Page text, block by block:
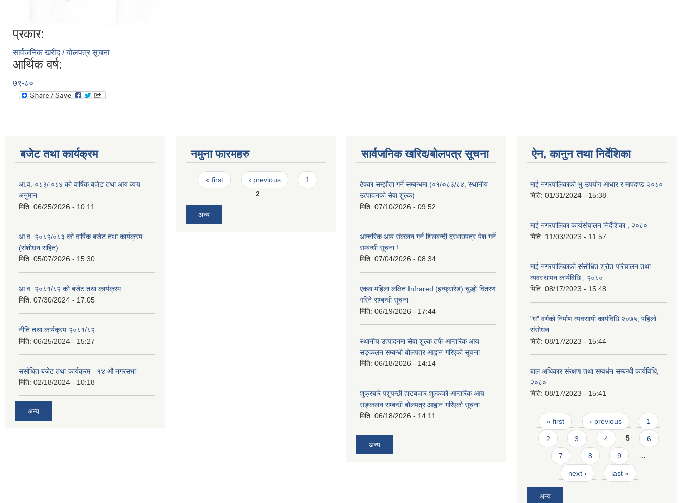
प्रकार:
सार्वजनिक खरीद / बोलपत्र सूचना
आर्थिक वर्ष:
७९-८०
बजेट तथा कार्यक्रम
आ.व. ०८३/ ०८४ को वार्षिक बजेट तथा आय व्यय
अनुमान
मिति: 06/25/2026 - 10:11
आ.व. २०८२/०८३ को वार्षिक बजेट तथा कार्यक्रम
(संशोधन सहित)
मिति: 05/07/2026 - 15:30
आ.व. २०८१/८२ को बजेट तथा कार्यक्रम
मिति: 07/30/2024 - 17:05
नीति तथा कार्यक्रम २०८१/८२
मिति: 06/25/2024 - 15:27
संसोधित बजेट तथा कार्यक्रम - १४ औं नगरसभा
मिति: 02/18/2024 - 10:18
अन्य
नमुना फारमहरु
Pages
« first ‹ previous
1
2
अन्य
सार्वजनिक खरिद/बोलपत्र सूचना
ठेक्का सम्झौता गर्ने सम्बन्धमा (०१/०८३/८४, स्थानीय
उत्पादनको सेवा शुल्क)
मिति: 07/10/2026 - 09:52
आन्तरिक आय संकलन गर्न शिलबन्दी दरभाउपत्र पेश गर्ने
सम्बन्धी सूचना !
मिति: 07/04/2026 - 08:34
एकल महिला लक्षित Infrared (इन्फ्रारेड) चुल्हो वितरण
गरिने सम्बन्धी सूचना
मिति: 06/19/2026 - 17:44
स्थानीय उत्पादनमा सेवा शुल्क तर्फ आन्तरिक आय
सङ्कलन सम्बन्धी बोलपत्र आह्वान गरिएको सूचना
मिति: 06/18/2026 - 14:14
शुक्रबारे पशुपन्छी हाटबजार शुल्कको आन्तरिक आय
सङ्कलन सम्बन्धी बोलपत्र आह्वान गरिएको सूचना
मिति: 06/18/2026 - 14:11
अन्य
ऐन, कानुन तथा निर्देशिका
माई नगरपालिकाको भु-उपयोग आधार र मापदण्ड २०८०
मिति: 01/31/2024 - 15:38
माई नगरपालिका कार्यसंचालन निर्देशिका , २०८०
मिति: 11/03/2023 - 11:57
माई नगरपालिकाको संसोधित श्रोत परिचालन तथा
व्यवस्थापन कार्यविधि , २०८०
मिति: 08/17/2023 - 15:48
"घ" वर्गको निर्माण व्यवसायी कार्यविधि २०७५, पहिलो
संसोधन
मिति: 08/17/2023 - 15:44
बाल अधिकार संरक्षण तथा सम्वर्धन सम्बन्धी कार्यविधि,
२०८०
मिति: 08/17/2023 - 15:41
Pages
« first ‹ previous 1
2 3 4 5 6
7 8 9 …
next › last »
अन्य